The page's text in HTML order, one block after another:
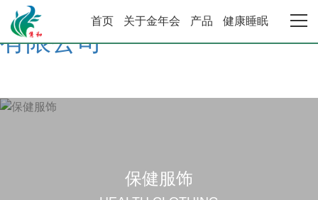
金年会·金字招牌诚信至上 |
有限公司
首页 关于金年会 产品 健康睡眠
关于金年会
保健服饰